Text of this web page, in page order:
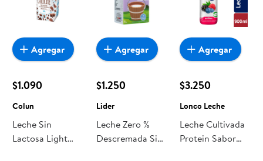
$1.090
Colun
Leche Sin
Lactosa Light
Agregar
$1.250
Lider
Leche Zero %
Descremada Sin
Agregar
$3.250
Lonco Leche
Leche Cultivada
Protein Sabor
Agregar